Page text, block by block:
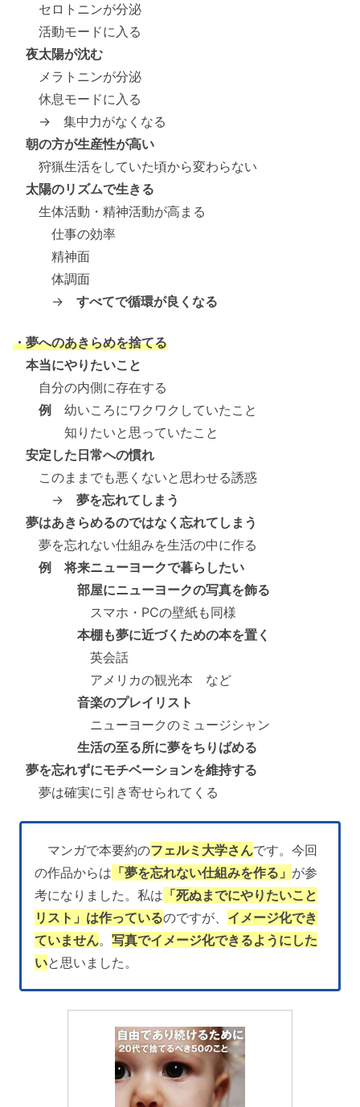
セロトニンが分泌
活動モードに入る
夜太陽が沈む
メラトニンが分泌
休息モードに入る
→ 集中力がなくなる
朝の方が生産性が高い
狩猟生活をしていた頃から変わらない
太陽のリズムで生きる
生体活動・精神活動が高まる
仕事の効率
精神面
体調面
→ すべてで循環が良くなる
・夢へのあきらめを捨てる
本当にやりたいこと
自分の内側に存在する
例 幼いころにワクワクしていたこと
知りたいと思っていたこと
安定した日常への慣れ
このままでも悪くないと思わせる誘惑
→ 夢を忘れてしまう
夢はあきらめるのではなく忘れてしまう
夢を忘れない仕組みを生活の中に作る
例 将来ニューヨークで暮らしたい
部屋にニューヨークの写真を飾る
スマホ・PCの壁紙も同様
本棚も夢に近づくための本を置く
英会話
アメリカの観光本 など
音楽のプレイリスト
ニューヨークのミュージシャン
生活の至る所に夢をちりばめる
夢を忘れずにモチベーションを維持する
夢は確実に引き寄せられてくる
マンガで本要約のフェルミ大学さんです。今回
の作品からは 「夢を忘れない仕組みを作る」 が参
考になりました。私は 「死ぬまでにやりたいこと
リスト」は作っているのですが、 イメージ化でき
ていません。写真でイメージ化できるようにした
いと思いました。